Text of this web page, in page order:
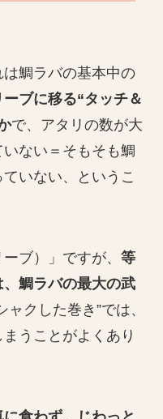
鯛ラバの基本中の
ブに移る“タッチ＆
で、アタリの数が大
ない＝そもそも鯛
いない、というこ
ブ）」ですが、 等
鯛ラバの最大の武
クした巻き”では、
うことがよくあり